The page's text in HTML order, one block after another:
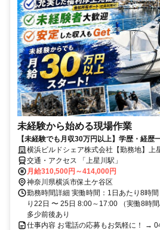
未経験から始める現場作業
【未経験でも月収30万円以上】学歴・経歴
横浜ビルドシェア株式会社【勤務地】上
交通・アクセス 「上星川駅」
月給310,500円～414,000円
神奈川県横浜市保土ケ谷区
勤務時間詳細 実働時間：1日あたり8時
り22日 〜 25日 8:00～17:00 （実働8時
多少前後あり
仕事内容 お電話の応募もお気軽に！ →